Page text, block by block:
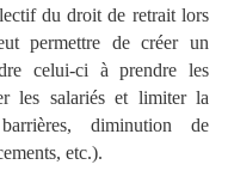
du droit de retrait lors
permettre de créer un
celui-ci à prendre les
les salariés et limiter la
diminution de
etc.).